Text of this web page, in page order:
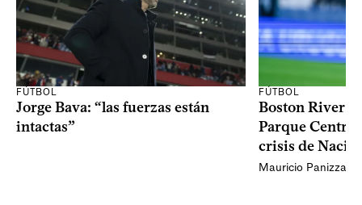
FÚTBOL
Jorge Bava: “las fuerzas están
intactas”
FÚTBOL
Boston River
Parque
crisis de
Mauricio Panizza